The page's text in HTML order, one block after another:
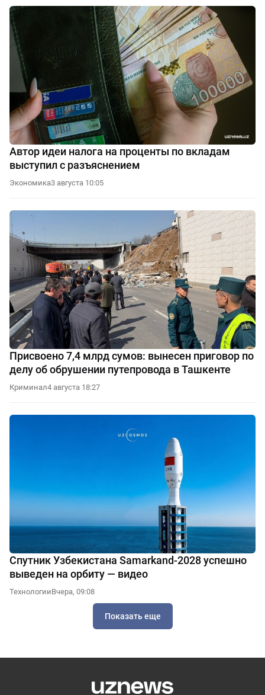
Автор идеи налога на проценты по вкладам
выступил с разъяснением
Экономика3 августа 10:05
Присвоено 7,4 млрд сумов: вынесен приговор по
делу об обрушении путепровода в Ташкенте
Криминал4 августа 18:27
Спутник Узбекистана Samarkand-2028 успешно
выведен на орбиту — видео
ТехнологииВчера, 09:08
Показать еще